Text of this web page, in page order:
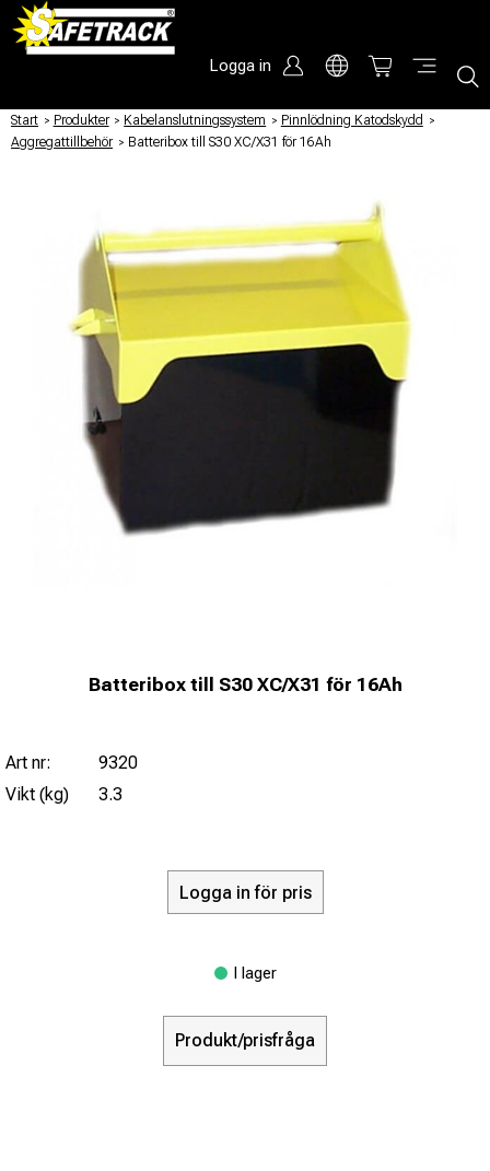
Logga in
Start / Produkter / Kabelanslutningssystem / Pinnlödning Katodskydd /
Aggregattillbehör / Batteribox till S30 XC/X31 för 16Ah
Batteribox till S30 XC/X31 för 16Ah
Art nr:
9320
Vikt (kg)
3.3
Logga in för pris
I lager
Produkt/prisfråga